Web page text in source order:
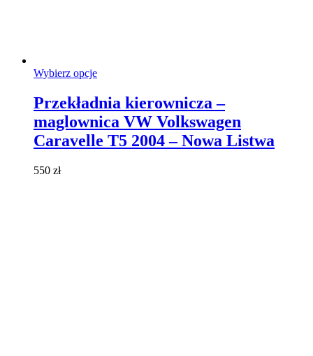
Wybierz opcjeTen
ma
wiele
wariantów.
Opcje
można
Przekładnia kierownicza –
maglownica VW Volkswagen
Caravelle T5 2004 – Nowa Listwa
550 zł